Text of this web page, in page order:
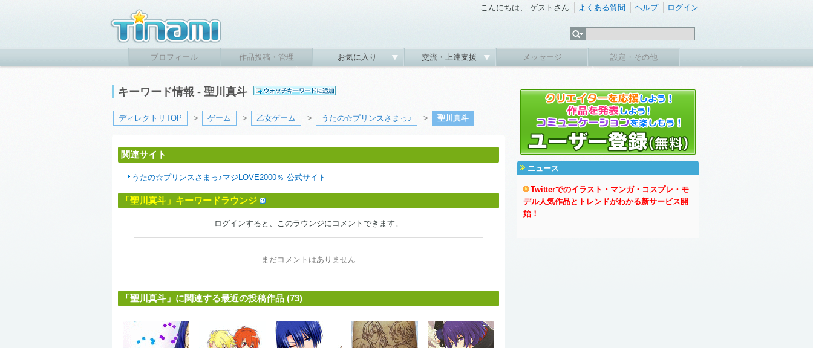
こんにちは、 ゲストさん よくある質問 ヘルプ ログイン
プロフィール 作品投稿・管理 お気に入り 交流・上達支援 メッセージ 設定・その他
キーワード情報 - 聖川真斗
ディレクトリTOP > ゲーム > 乙女ゲーム > うたの☆プリンスさまっ♪ > 聖川真斗
関連サイト
うたの☆プリンスさまっ♪マジLOVE2000％ 公式サイト
「聖川真斗」キーワードラウンジ
ログインすると、このラウンジにコメントできます。
まだコメントはありません
「聖川真斗」に関連する最近の投稿作品 (73)
ニュース
Twitterでのイラスト・マンガ・コスプレ・モ
デル人気作品とトレンドがわかる新サービス開
始！